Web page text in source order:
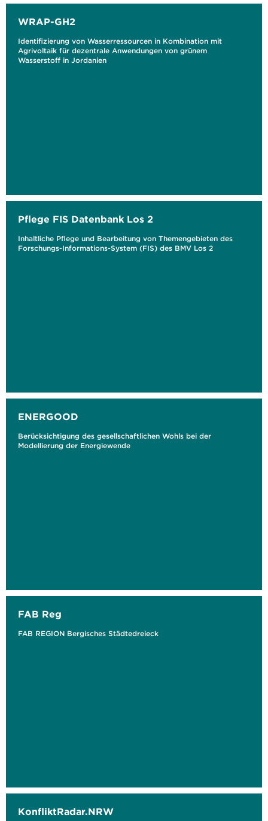
WRAP-GH2
Identifizierung von Wasserressourcen in Kombination mit
Agrivoltaik für dezentrale Anwendungen von grünem
Wasserstoff in Jordanien
Pflege FIS Datenbank Los 2
Inhaltliche Pflege und Bearbeitung von Themengebieten des
Forschungs-Informations-System (FIS) des BMV Los 2
ENERGOOD
Berücksichtigung des gesellschaftlichen Wohls bei der
Modellierung der Energiewende
FAB Reg
FAB REGION Bergisches Städtedreieck
KonfliktRadar.NRW